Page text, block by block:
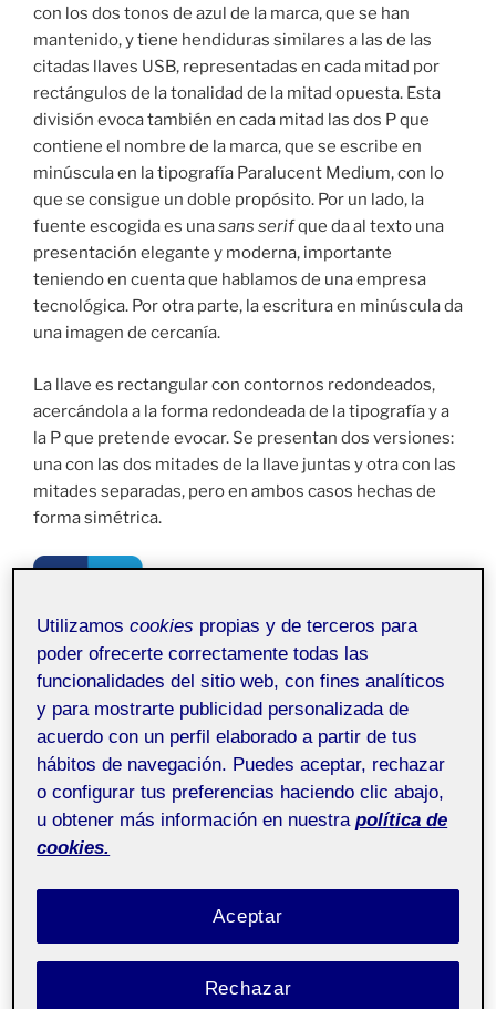
con los dos tonos de azul de la marca, que se han
mantenido, y tiene hendiduras similares a las de las
citadas llaves USB, representadas en cada mitad por
rectángulos de la tonalidad de la mitad opuesta. Esta
división evoca también en cada mitad las dos P que
contiene el nombre de la marca, que se escribe en
minúscula en la tipografía Paralucent Medium, con lo
que se consigue un doble propósito. Por un lado, la
fuente escogida es unasans serifque da al texto una
presentación elegante y moderna, importante
teniendo en cuenta que hablamos de una empresa
tecnológica. Por otra parte, la escritura en minúscula da
una imagen de cercanía.
La llave es rectangular con contornos redondeados,
acercándola a la forma redondeada de la tipografía y a
la P que pretende evocar. Se presentan dos versiones:
una con las dos mitades de la llave juntas y otra con las
mitades separadas, pero en ambos casos hechas de
forma simétrica.
Utilizamoscookies propias y de terceros para
poder ofrecerte correctamente todas las
funcionalidades del sitio web, con fines analíticos
y para mostrarte publicidad personalizada de
acuerdo con un perfil elaborado a partir de tus
hábitos de navegación. Puedes aceptar, rechazar
o configurar tus preferencias haciendo clic abajo,
u obtener más información en nuestra política de
cookies.
Rechazar
Aceptar